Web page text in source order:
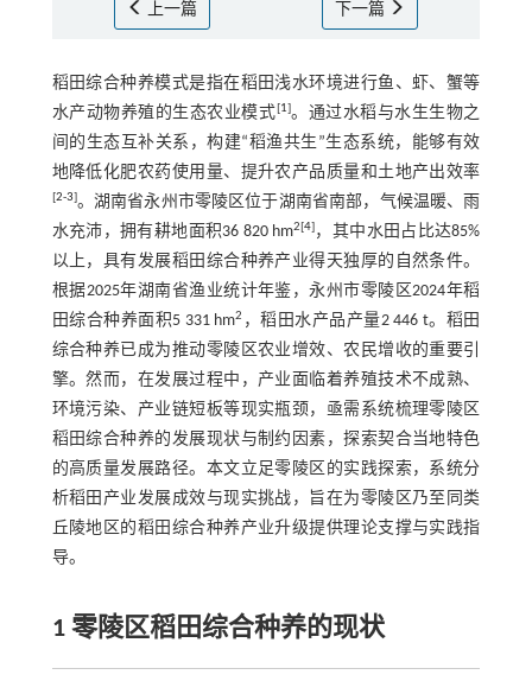
上一篇 下一篇
稻田综合种养模式是指在稻田浅水环境进行鱼、虾、蟹等
水产动物养殖的生态农业模式[1]。通过水稻与水生生物之
间的生态互补关系，构建“稻渔共生”生态系统，能够有效
地降低化肥农药使用量、提升农产品质量和土地产出效率
[2-3]。湖南省永州市零陵区位于湖南省南部，气候温暖、雨
水充沛，拥有耕地面积36 820 hm2[4] ，其中水田占比达85%
以上，具有发展稻田综合种养产业得天独厚的自然条件。
根据2025年湖南省渔业统计年鉴，永州市零陵区2024年稻
田综合种养面积5 331 hm2 ，稻田水产品产量2 446 t。稻田
综合种养已成为推动零陵区农业增效、农民增收的重要引
擎。然而，在发展过程中，产业面临着养殖技术不成熟、
环境污染、产业链短板等现实瓶颈，亟需系统梳理零陵区
稻田综合种养的发展现状与制约因素，探索契合当地特色
的高质量发展路径。本文立足零陵区的实践探索，系统分
析稻田产业发展成效与现实挑战，旨在为零陵区乃至同类
丘陵地区的稻田综合种养产业升级提供理论支撑与实践指
导。
1 零陵区稻田综合种养的现状